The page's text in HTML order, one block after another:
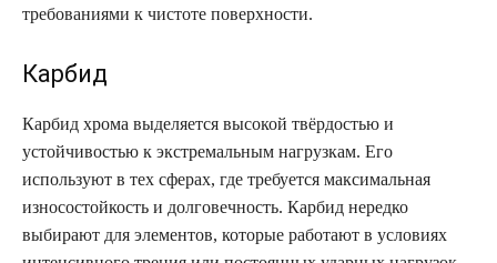
требованиями к чистоте поверхности.
Карбид
Карбид хрома выделяется высокой твёрдостью и
устойчивостью к экстремальным нагрузкам. Его
используют в тех сферах, где требуется максимальная
износостойкость и долговечность. Карбид нередко
выбирают для элементов, которые работают в условиях